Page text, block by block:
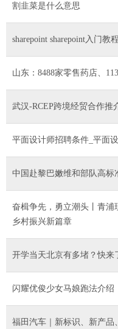
割韭菜是什么意思
sharepoint sharepoint入门教程
山东：8488家零售药店、
武汉-RCEP跨境经贸合作推
平面设计师招聘条件_平面
中国赴黎巴嫩维和部队高标
奋楫争先，勇立潮头丨青浦
乡村振兴新篇章
开学当天北京有多堵？快来
闪耀优俊少女马娘跑法介绍
福田汽车｜新标识、新产品